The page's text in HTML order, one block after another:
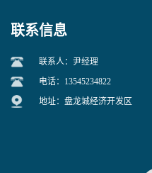
联系信息
联系人：尹经理
电话：13545234822
地址：盘龙城经济开发区